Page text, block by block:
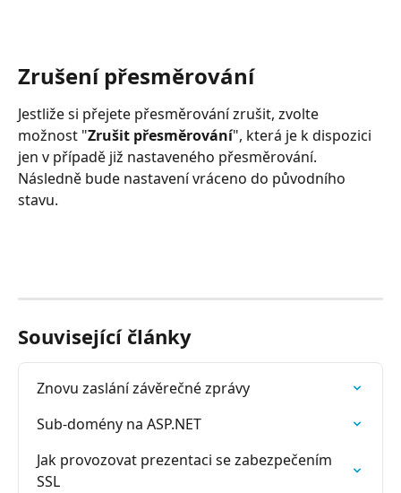
Zrušení přesměrování
Jestliže si přejete přesměrování zrušit, zvolte
možnost "Zrušit přesměrování", která je k dispozici
jen v případě již nastaveného přesměrování.
Následně bude nastavení vráceno do původního
stavu.
Související články
Znovu zaslání závěrečné zprávy
Sub-domény na ASP.NET
Jak provozovat prezentaci se zabezpečením
SSL